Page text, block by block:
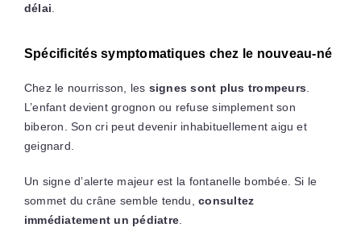
délai
Spécificités symptomatiques chez le nouveau-né
Chez le nourrisson, les signes sont plus trompeurs
L’enfant devient grognon ou refuse simplement son
biberon. Son cri peut devenir inhabituellement aigu et
geignard.
Un signe d’alerte majeur est la fontanelle bombée. Si le
sommet du crâne semble tendu,consultez
immédiatement un pédiatre